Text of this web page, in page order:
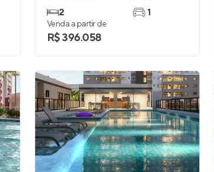
2
1
Venda a partir de
R$ 396.058